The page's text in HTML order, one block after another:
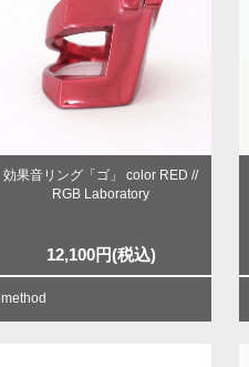
効果音リング「ゴ」 color RED //
RGB Laboratory
12,100円(税込)
method